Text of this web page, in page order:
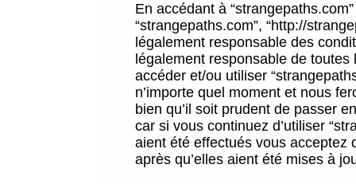
En accédant à
“strangepaths.com”, “http://
légalement responsable des
légalement responsable de
accéder et/ou utiliser
n’importe quel moment et nous
bien qu’il soit prudent de passer
car si vous continuez d’utiliser
aient été effectués vous acceptez
après qu’elles aient été mises à